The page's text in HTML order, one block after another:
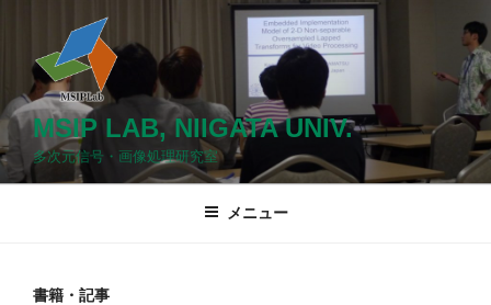
ツ
へ
ス
MSIP LAB, NIIGATA UNIV.
多次元信号・画像処理研究室
メニュー
書籍・記事